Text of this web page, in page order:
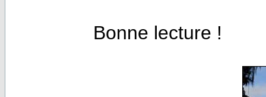
Bonne lecture !